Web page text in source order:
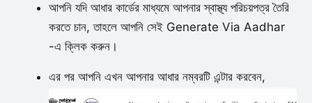
আপনি যদি আধার কার্ডের মাধ্যমে আপনার স্বাস্থ্য পরিচয়পত্র তৈরি
করতে চান, তাহলে আপনি সেই Generate Via Aadhar
-এ ক্লিক করুন।
এর পর আপনি এখন আপনার আধার নম্বরটি এন্টার করবেন,